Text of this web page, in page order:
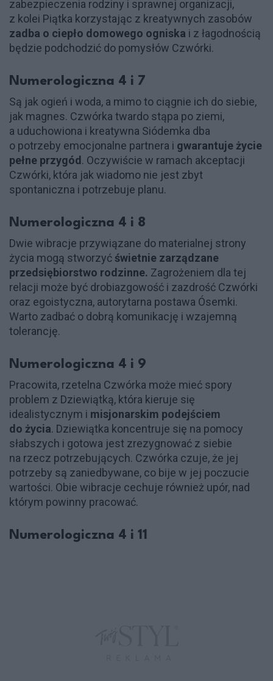
zabezpieczenia rodziny i sprawnej organizacji,
z kolei Piątka korzystając z kreatywnych zasobów
zadba o ciepło domowego ogniska i z łagodnością
będzie podchodzić do pomysłów Czwórki.
Numerologiczna 4 i 7
Są jak ogień i woda, a mimo to ciągnie ich do siebie,
jak magnes. Czwórka twardo stąpa po ziemi,
a uduchowiona i kreatywna Siódemka dba
o potrzeby emocjonalne partnera i gwarantuje życie
pełne przygód. Oczywiście w ramach akceptacji
Czwórki, która jak wiadomo nie jest zbyt
spontaniczna i potrzebuje planu.
Numerologiczna 4 i 8
Dwie wibracje przywiązane do materialnej strony
życia mogą stworzyćświetnie zarządzane
przedsiębiorstwo rodzinne. Zagrożeniem dla tej
relacji może być drobiazgowość i zazdrość Czwórki
oraz egoistyczna, autorytarna postawa Ósemki.
Warto zadbać o dobrą komunikację i wzajemną
tolerancję.
Numerologiczna 4 i 9
Pracowita, rzetelna Czwórka może mieć spory
problem z Dziewiątką, która kieruje się
idealistycznym i misjonarskim podejściem
do życia. Dziewiątka koncentruje się na pomocy
słabszych i gotowa jest zrezygnować z siebie
na rzecz potrzebujących. Czwórka czuje, że jej
potrzeby są zaniedbywane, co bije w jej poczucie
wartości. Obie wibracje cechuje również upór, nad
którym powinny pracować.
Numerologiczna 4 i 11